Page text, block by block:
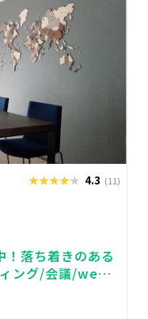
★★★★★
★★★★★ 4.3 (11)
！落ち着きのある
ング/会議/web
ースに